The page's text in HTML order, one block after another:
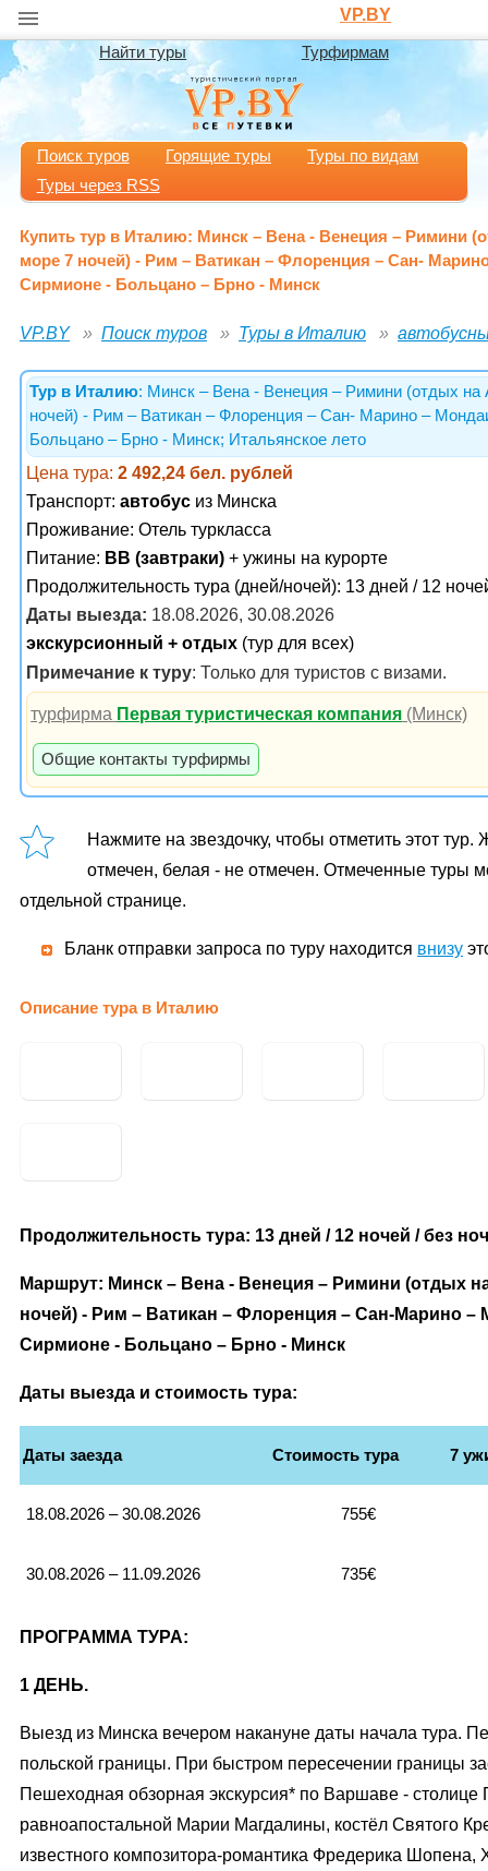
VP.BY
Найти туры Турфирмам
Поиск туров Горящие туры
Туры по видам
Туры через RSS
Купить тур в Италию: Минск – Вена - Венеция – Римини
море 7 ночей) - Рим – Ватикан – Флоренция – Сан-
Сирмионе - Больцано – Брно - Минск
VP.BY Поиск туров Туры в Италию
Тур в Италию: Минск – Вена - Венеция – Римини (отдых на
ночей) - Рим – Ватикан – Флоренция – Сан- Марино –
Больцано – Брно - Минск; Итальянское лето
Цена тура: 2 492,24 бел. рублей
Транспорт: автобус из Минска
Проживание: Отель туркласса
Питание: BB (завтраки) + ужины на курорте
Продолжительность тура (дней/ночей): 13 дней / 12
Даты выезда: 18.08.2026, 30.08.2026
экскурсионный + отдых (тур для всех)
Примечание к туру: Только для туристов с визами.
турфирма Первая туристическая компания (Минск)
Общие контакты турфирмы
Нажмите на звездочку, чтобы отметить этот тур.
отмечен, белая - не отмечен. Отмеченные туры
отдельной странице.
Бланк отправки запроса по туру находится внизу
Описание тура в Италию
Продолжительность тура: 13 дней / 12 ночей / без
Маршрут: Минск – Вена - Венеция – Римини (отдых
ночей) - Рим – Ватикан – Флоренция – Сан-Марино –
Сирмионе - Больцано – Брно - Минск
Даты выезда и стоимость тура:
Даты заезда Стоимость тура 7
18.08.2026 – 30.08.2026 755€
30.08.2026 – 11.09.2026 735€
ПРОГРАММА ТУРА:
1 ДЕНЬ.
Выезд из Минска вечером накануне даты начала тура.
польской границы. При быстром пересечении границы
Пешеходная обзорная экскурсия* по Варшаве -
равноапостальной Марии Магдалины, костёл Святого
известного композитора-романтика Фредерика Шопена,